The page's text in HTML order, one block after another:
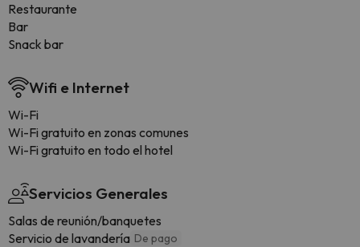
Restaurante
Bar
Snack bar
Wifi e Internet
Wi-Fi
Wi-Fi gratuito en zonas comunes
Wi-Fi gratuito en todo el hotel
Servicios Generales
Salas de reunión/banquetes
Servicio de lavandería De pago